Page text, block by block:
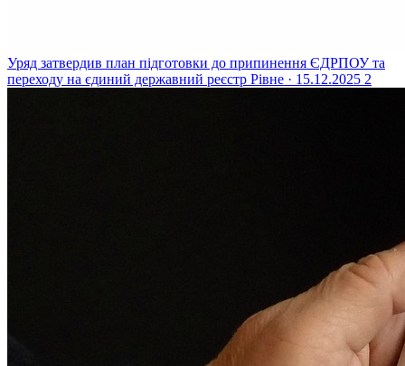
Уряд затвердив план підготовки до припинення ЄДРПОУ та
переходу на єдиний державний реєстр Рівне · 15.12.2025 2